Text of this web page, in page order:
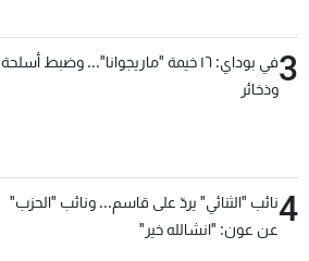
3
في بوداي: ١٦ خيمة "ماريجوانا"... وضبط أسلحة
وذخائر
4نائب "الثنائي" يردّ على قاسم... ونائب "الحزب"
عن عون: "انشالله خير"